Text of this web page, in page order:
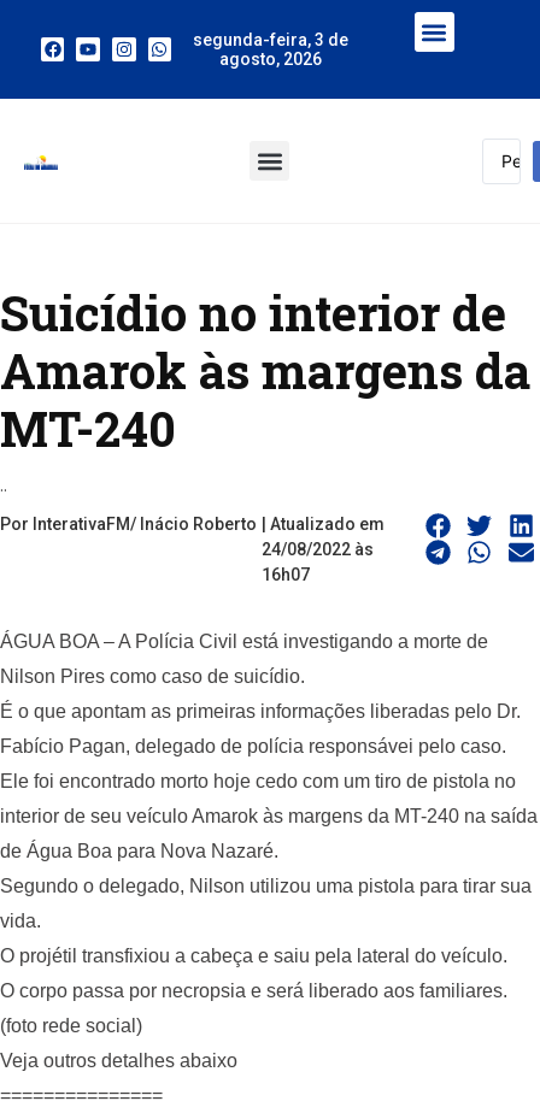
segunda-feira, 3 de
agosto, 2026
Suicídio no interior de
Amarok às margens da
MT-240
..
Por InterativaFM/ Inácio Roberto
| Atualizado em
24/08/2022 às
16h07
ÁGUA BOA – A Polícia Civil está investigando a morte de
Nilson Pires como caso de suicídio.
É o que apontam as primeiras informações liberadas pelo Dr.
Fabício Pagan, delegado de polícia responsávei pelo caso.
Ele foi encontrado morto hoje cedo com um tiro de pistola no
interior de seu veículo Amarok às margens da MT-240 na saída
de Água Boa para Nova Nazaré.
Segundo o delegado, Nilson utilizou uma pistola para tirar sua
vida.
O projétil transfixiou a cabeça e saiu pela lateral do veículo.
O corpo passa por necropsia e será liberado aos familiares.
(foto rede social)
Veja outros detalhes abaixo
===============